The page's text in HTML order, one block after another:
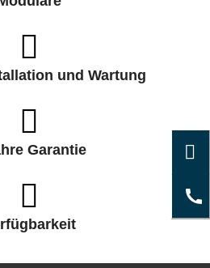
und Wartung
Garantie